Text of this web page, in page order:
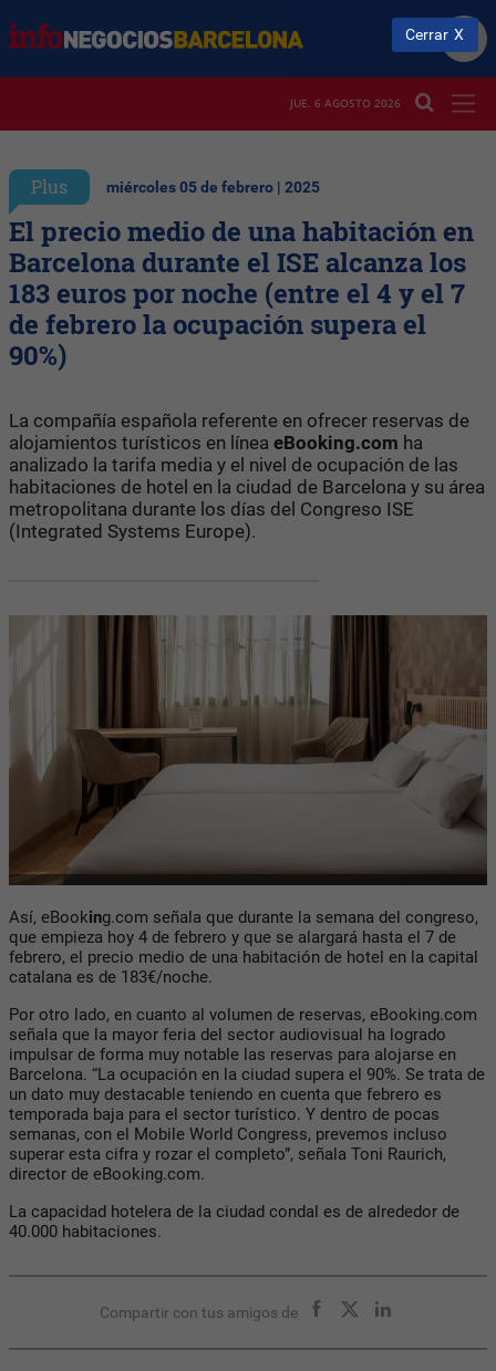
JUE. 6 AGOSTO 2026
Plus miércoles 05 de febrero | 2025
El precio medio de una habitación en
Barcelona durante el ISE alcanza los
183 euros por noche (entre el 4 y el 7
de febrero la ocupación supera el
90%)
La compañía española referente en ofrecer reservas de
alojamientos turísticos en línea eBooking.com ha
analizado la tarifa media y el nivel de ocupación de las
habitaciones de hotel en la ciudad de Barcelona y su área
metropolitana durante los días del Congreso ISE
(Integrated Systems Europe).
Así, eBooking.com señala que durante la semana del congreso,
que empieza hoy 4 de febrero y que se alargará hasta el 7 de
febrero, el precio medio de una habitación de hotel en la capital
catalana es de 183€/noche.
Por otro lado, en cuanto al volumen de reservas, eBooking.com
señala que la mayor feria del sector audiovisual ha logrado
impulsar de forma muy notable las reservas para alojarse en
Barcelona. “La ocupación en la ciudad supera el 90%. Se trata de
un dato muy destacable teniendo en cuenta que febrero es
temporada baja para el sector turístico. Y dentro de pocas
semanas, con el Mobile World Congress, prevemos incluso
superar esta cifra y rozar el completo”, señala Toni Raurich,
director de eBooking.com.
La capacidad hotelera de la ciudad condal es de alrededor de
40.000 habitaciones.
Compartir con tus amigos de
Cerrar